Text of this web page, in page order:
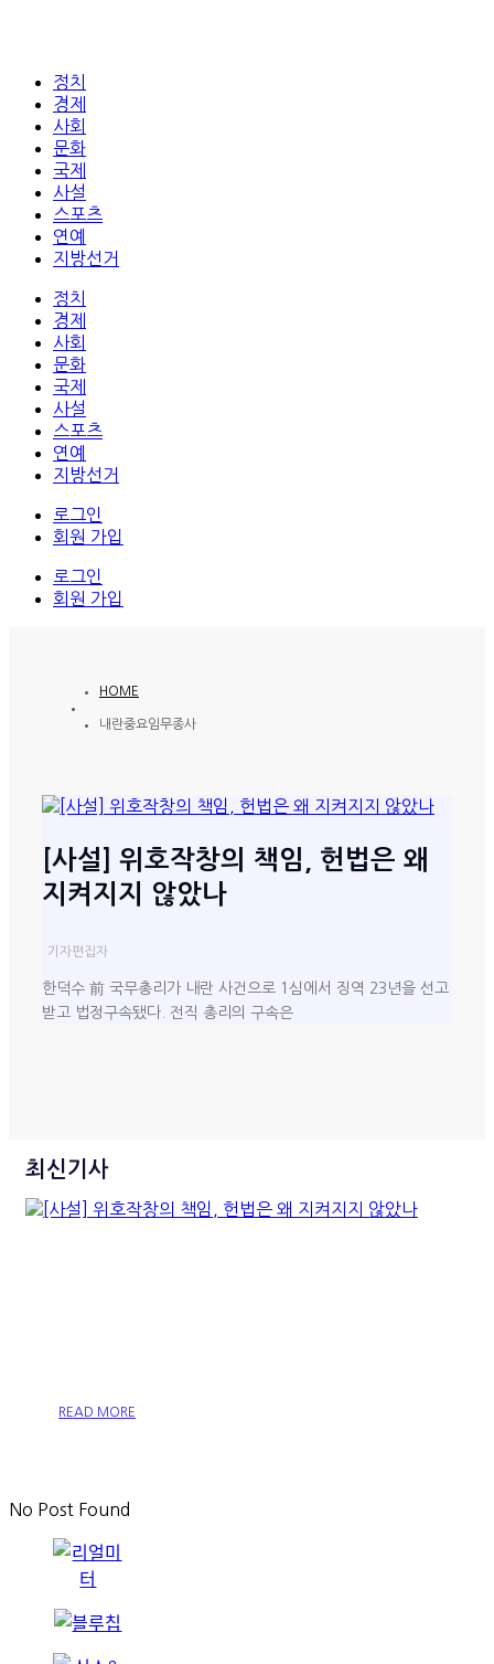
정치
경제
사회
문화
국제
사설
스포츠
연예
지방선거
정치
경제
사회
문화
국제
사설
스포츠
연예
지방선거
로그인
회원 가입
로그인
회원 가입
HOME
내란중요임무종사
[사설] 위호작창의 책임, 헌법은 왜
지켜지지 않았나
기자편집자
한덕수 前 국무총리가 내란 사건으로 1심에서 징역 23년을 선고
받고 법정구속됐다. 전직 총리의 구속은
최신기사
READ MORE
No Post Found